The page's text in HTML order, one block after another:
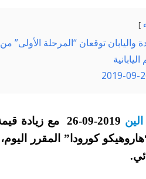
واليابان توقعان “المرحلة الأولى”
26-09-2019 مع
كورودا” المقرر